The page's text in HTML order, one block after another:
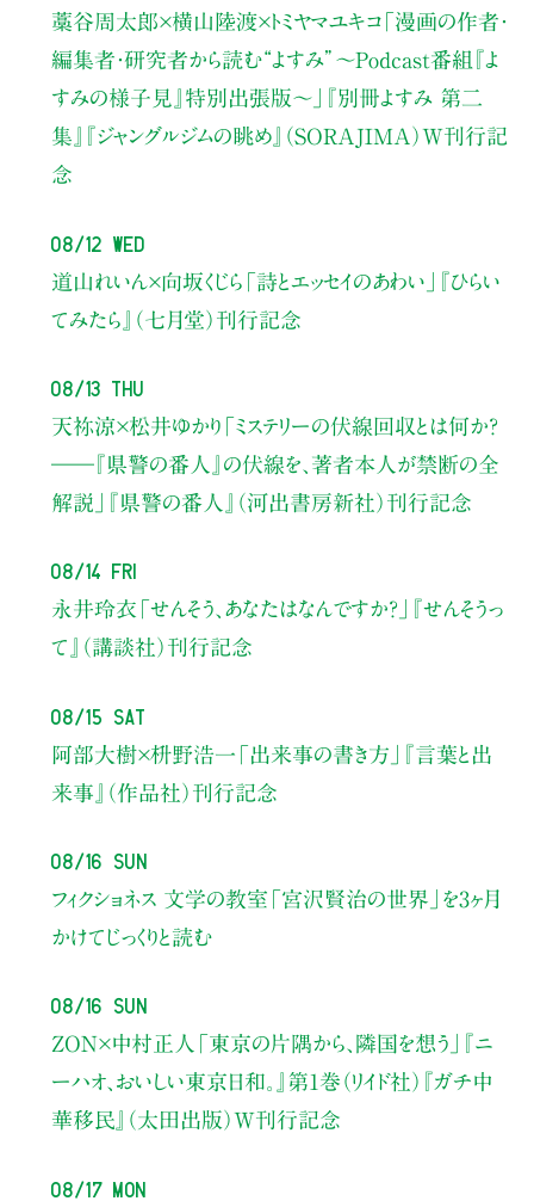
藁谷周太郎×横山陸渡×トミヤマユキコ「漫画の作者・
編集者・研究者から読む“よすみ” 〜Podcast番組『よ
すみの様子見』特別出張版〜」
『別冊よすみ 第二
集』『ジャングルジムの眺め』（SORAJIMA）W刊行記
念
08/12 Wed
道山れいん×向坂くじら 「詩とエッセイのあわい」
『ひらい
てみたら』（七月堂）刊行記念
08/13 Thu
天祢涼×松井ゆかり 「ミステリーの伏線回収とは何か？
――『県警の番人』の伏線を、著者本人が禁断の全
解説」
『県警の番人』（河出書房新社）刊行記念
08/14 Fri
永井玲衣 「せんそう、あなたはなんですか？」
『せんそうっ
て』（講談社）刊行記念
08/15 Sat
阿部大樹×枡野浩一 「出来事の書き方」
『言葉と出
来事』（作品社）刊行記念
08/16 Sun
フィクショネス 文学の教室 「宮沢賢治の世界」を3ヶ月
かけてじっくりと読む
08/16 Sun
ZON×中村正人 「東京の片隅から、隣国を想う」
『ニ
ーハオ、おいしい東京日和。』第1巻（リイド社）
『ガチ中
華移民』（太田出版）W刊行記念
08/17 Mon